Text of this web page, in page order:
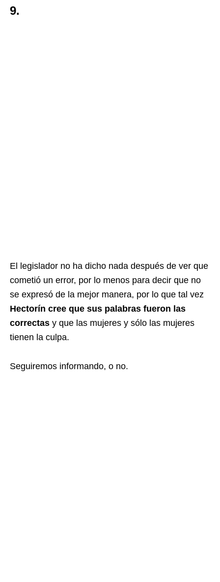
9.
El legislador no ha dicho nada después de ver que
cometió un error, por lo menos para decir que no
se expresó de la mejor manera, por lo que tal vez
Hectorín cree que sus palabras fueron las
correctas y que las mujeres y sólo las mujeres
tienen la culpa.
Seguiremos informando, o no.